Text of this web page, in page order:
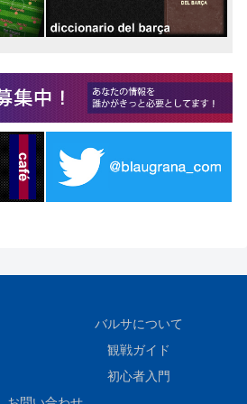
バルサについて
観戦ガイド
初心者入門